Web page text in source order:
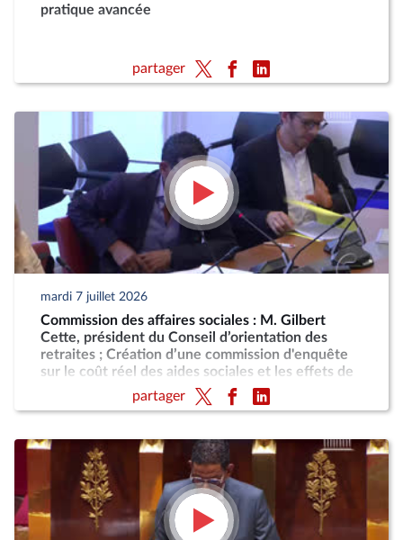
pratique avancée
partager
mardi 7 juillet 2026
Commission des affaires sociales : M. Gilbert
Cette, président du Conseil d’orientation des
retraites ; Création d’une commission d'enquête
sur le coût réel des aides sociales et les effets de
désincitation au travail engendrés par leur cumul
partager